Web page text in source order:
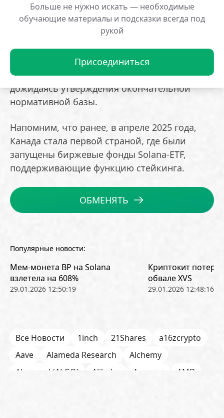
Больше не нужно искать — необходимые
обучающие материалы и подсказки всегда под
рукой
Присоединиться
CIRO будет обеспечивать соблюдение
правил через систему постоянного
мониторинга и регулярной отчетности.
Такой подход позволит регулятору гибко
реагировать на возникающие вызовы, не
дожидаясь утверждения окончательной
нормативной базы.
Напомним, что ранее, в апреле 2025 года,
Канада стала первой страной, где были
запущены биржевые фонды Solana-ETF,
поддерживающие функцию стейкинга.
ОБМЕНЯТЬ
Популярные новости:
Мем-монета BP на Solana
взлетела на 608%
29.01.2026 12:50:19
Криптокит
обвале XVS
29.01.2026 12:48:16
Все Новости 1inch 21Shares
a16zcrypto
Aave
Alameda Research
Alchemy
Algorand (ALGO)
Alibaba Amazon
AMD